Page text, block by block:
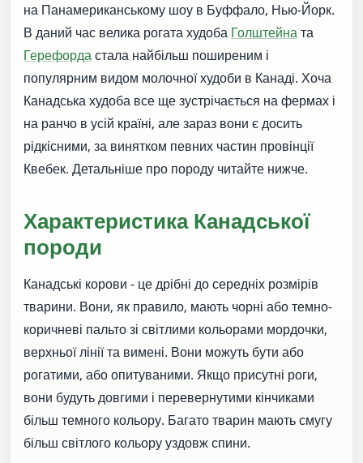
на Панамериканському шоу в Буффало, Нью-Йорк.
В даний час велика рогата худоба Голштейната
Герефордастала найбільш поширеним і
популярним видом молочної худоби в Канаді. Хоча
Канадська худоба все ще зустрічається на фермах і
на ранчо в усій країні, але зараз вони є досить
рідкісними, за винятком певних частин провінції
Квебек. Детальніше про породу читайте нижче.
Характеристика Канадської
породи
Канадські корови - це дрібні до середніх розмірів
тварини. Вони, як правило, мають чорні або темно-
коричневі пальто зі світлими кольорами мордочки,
верхньої лінії та вимені. Вони можуть бути або
рогатими, або опитуваними. Якщо присутні роги,
вони будуть довгими і перевернутими кінчиками
більш темного кольору. Багато тварин мають смугу
більш світлого кольору уздовж спини.